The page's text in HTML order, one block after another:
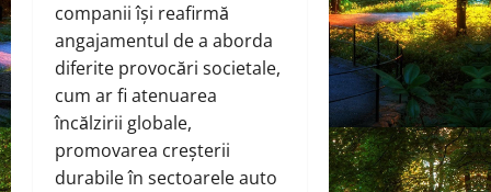
companii își reafirmă
angajamentul de a aborda
diferite provocări societale,
cum ar fi atenuarea
încălzirii globale,
promovarea creșterii
durabile în sectoarele auto